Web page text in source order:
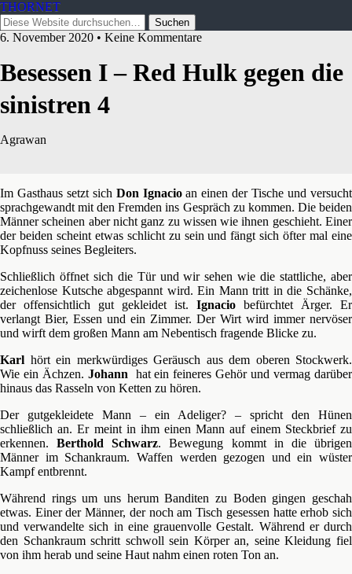
THORNET
6. November 2020 • Keine Kommentare
Besessen I – Red Hulk gegen die
sinistren 4
Agrawan
Im Gasthaus setzt sich Don Ignacioan einen der Tische und versucht
sprachgewandt mit den Fremden ins Gespräch zu kommen. Die beiden
Männer scheinen aber nicht ganz zu wissen wie ihnen geschieht. Einer
der beiden scheint etwas schlicht zu sein und fängt sich öfter mal eine
Kopfnuss seines Begleiters.
Schließlich öffnet sich die Tür und wir sehen wie die stattliche, aber
zeichenlose Kutsche abgespannt wird. Ein Mann tritt in die Schänke,
der offensichtlich gut gekleidet ist. Ignacio befürchtet Ärger. Er
verlangt Bier, Essen und ein Zimmer. Der Wirt wird immer nervöser
und wirft dem großen Mann am Nebentisch fragende Blicke zu.
Karl hört ein merkwürdiges Geräusch aus dem oberen Stockwerk.
Wie ein Ächzen. Johann hat ein feineres Gehör und vermag darüber
hinaus das Rasseln von Ketten zu hören.
Der gutgekleidete Mann – ein Adeliger? – spricht den Hünen
schließlich an. Er meint in ihm einen Mann auf einem Steckbrief zu
erkennen.Berthold Schwarz. Bewegung kommt in die übrigen
Männer im Schankraum. Waffen werden gezogen und ein wüster
Kampf entbrennt.
Während rings um uns herum Banditen zu Boden gingen geschah
etwas. Einer der Männer, der noch am Tisch gesessen hatte erhob sich
und verwandelte sich in eine grauenvolle Gestalt. Während er durch
den Schankraum schritt schwoll sein Körper an, seine Kleidung fiel
von ihm herab und seine Haut nahm einen roten Ton an.